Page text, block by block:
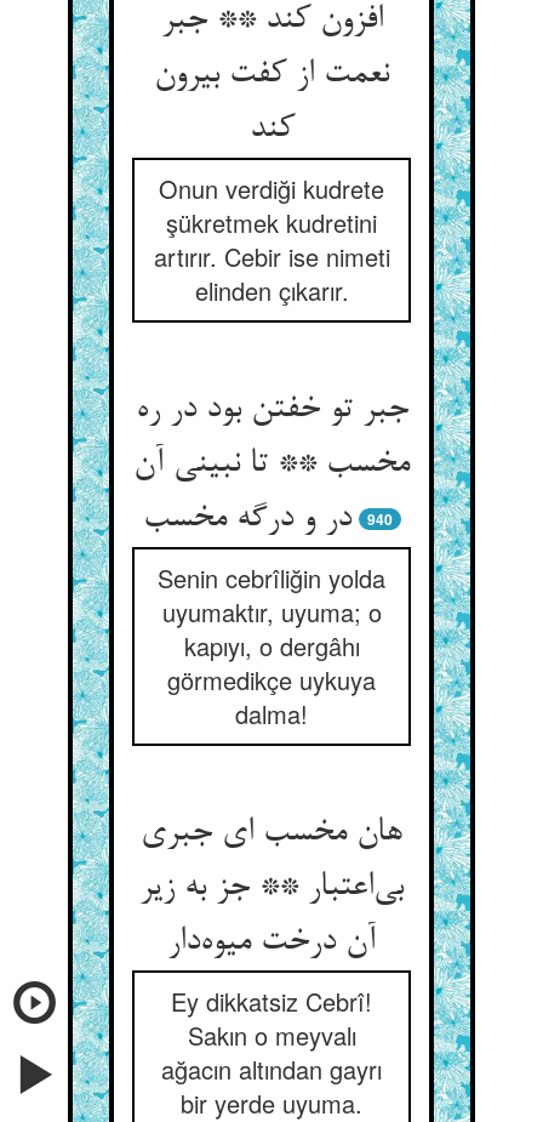
افزون کند ** جبر
نعمت از کفت بیرون
کند
Onun verdiği kudrete
şükretmek kudretini
artırır. Cebir ise nimeti
elinden çıkarır.
جبر تو خفتن بود در ره
مخسب ** تا نبینی آن
در و درگه مخسب‌‌
940
Senin cebrîliğin yolda
uyumaktır, uyuma; o
kapıyı, o dergâhı
görmedikçe uykuya
dalma!
هان مخسب ای جبری
بی‌‌اعتبار ** جز به زیر
آن درخت میوه‌‌دار
Ey dikkatsiz Cebrî!
Sakın o meyvalı
ağacın altından gayrı
bir yerde uyuma.